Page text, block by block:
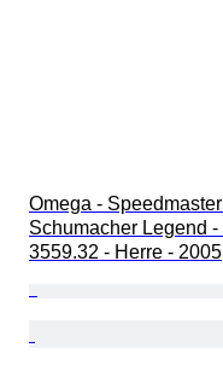
Omega - Speedmaster
Schumacher Legend -
3559.32 - Herre - 2005